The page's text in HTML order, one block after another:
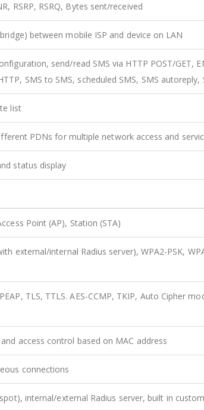
RSRP, RSRQ, Bytes sent/received
between mobile ISP and device on LAN
send/read SMS via HTTP POST/GET,
SMS to SMS, scheduled SMS, SMS autoreply,
list
PDNs for multiple network access and
status display
Point (AP), Station (STA)
external/internal Radius server), WPA2-PSK,
TLS, TTLS. AES-CCMP, TKIP, Auto Cipher
access control based on MAC address
connections
internal/external Radius server, built in